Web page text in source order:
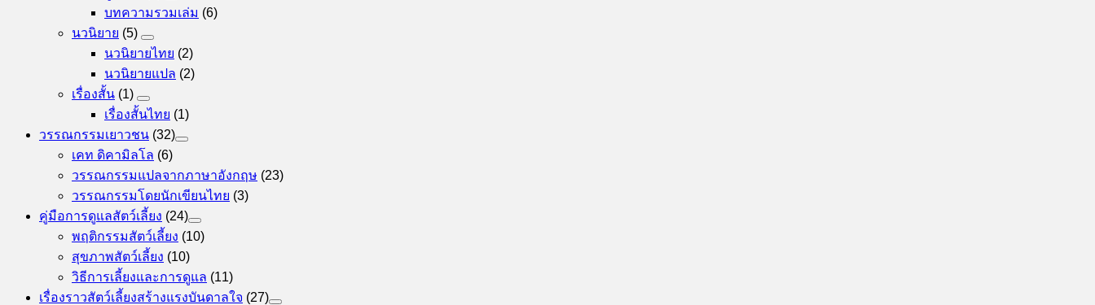
บทความรวมเล่ม (6)
นวนิยาย (5)
นวนิยายไทย (2)
นวนิยายแปล (2)
เรื่องสั้น (1)
เรื่องสั้นไทย (1)
วรรณกรรมเยาวชน (32)
เคท ดิคามิลโล (6)
วรรณกรรมแปลจากภาษาอังกฤษ (23)
วรรณกรรมโดยนักเขียนไทย (3)
คู่มือการดูแลสัตว์เลี้ยง (24)
พฤติกรรมสัตว์เลี้ยง (10)
สุขภาพสัตว์เลี้ยง (10)
วิธีการเลี้ยงและการดูแล (11)
เรื่องราวสัตว์เลี้ยงสร้างแรงบันดาลใจ (27)